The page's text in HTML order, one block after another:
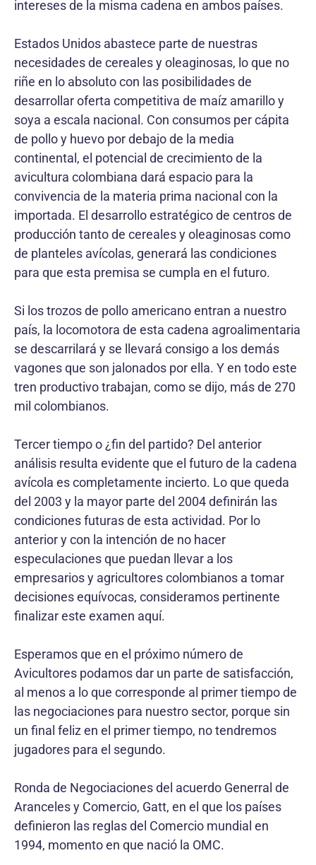
intereses de la misma cadena en ambos países.
Estados Unidos abastece parte de nuestras
necesidades de cereales y oleaginosas, lo que no
riñe en lo absoluto con las posibilidades de
desarrollar oferta competitiva de maíz amarillo y
soya a escala nacional. Con consumos per cápita
de pollo y huevo por debajo de la media
continental, el potencial de crecimiento de la
avicultura colombiana dará espacio para la
convivencia de la materia prima nacional con la
importada. El desarrollo estratégico de centros de
producción tanto de cereales y oleaginosas como
de planteles avícolas, generará las condiciones
para que esta premisa se cumpla en el futuro.
Si los trozos de pollo americano entran a nuestro
país, la locomotora de esta cadena agroalimentaria
se descarrilará y se llevará consigo a los demás
vagones que son jalonados por ella. Y en todo este
tren productivo trabajan, como se dijo, más de 270
mil colombianos.
Tercer tiempo o ¿fin del partido? Del anterior
análisis resulta evidente que el futuro de la cadena
avícola es completamente incierto. Lo que queda
del 2003 y la mayor parte del 2004 definirán las
condiciones futuras de esta actividad. Por lo
anterior y con la intención de no hacer
especulaciones que puedan llevar a los
empresarios y agricultores colombianos a tomar
decisiones equívocas, consideramos pertinente
finalizar este examen aquí.
Esperamos que en el próximo número de
Avicultores podamos dar un parte de satisfacción,
al menos a lo que corresponde al primer tiempo de
las negociaciones para nuestro sector, porque sin
un final feliz en el primer tiempo, no tendremos
jugadores para el segundo.
Ronda de Negociaciones del acuerdo Generral de
Aranceles y Comercio, Gatt, en el que los países
definieron las reglas del Comercio mundial en
1994, momento en que nació la OMC.